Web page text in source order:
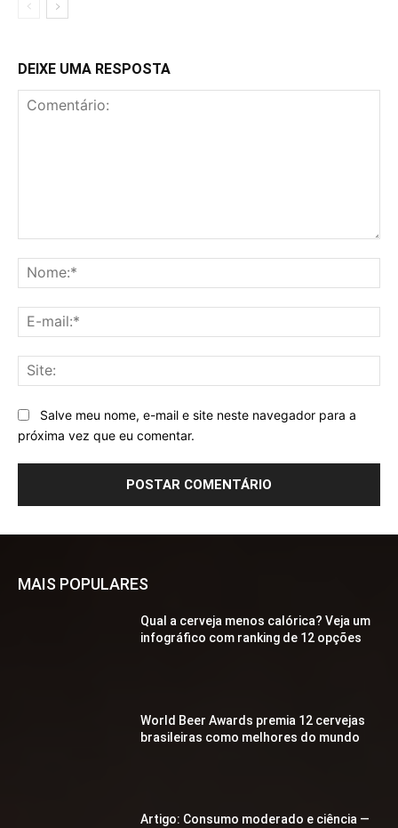
DEIXE UMA RESPOSTA
Salve meu nome, e-mail e site neste navegador para a
próxima vez que eu comentar.
MAIS POPULARES
Qual a cerveja menos calórica? Veja um
infográfico com ranking de 12 opções
World Beer Awards premia 12 cervejas
brasileiras como melhores do mundo
Artigo: Consumo moderado e ciência —